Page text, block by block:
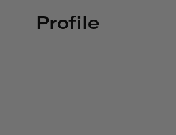
Profile